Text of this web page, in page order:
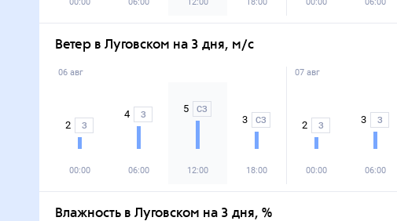
Ветер в Луговском на 3 дня, м/с
06 авг
2 З
00:00
4 З
06:00
5 СЗ
12:00
3 СЗ
18:00
07 авг
2 З
00:00
3 З
06:00
Влажность в Луговском на 3 дня, %